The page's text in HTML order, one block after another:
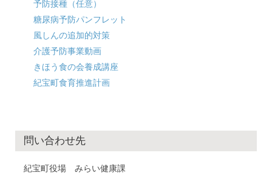
予防接種（任意）
糖尿病予防パンフレット
風しんの追加的対策
介護予防事業動画
きほう食の会養成講座
紀宝町食育推進計画
問い合わせ先
紀宝町役場 みらい健康課